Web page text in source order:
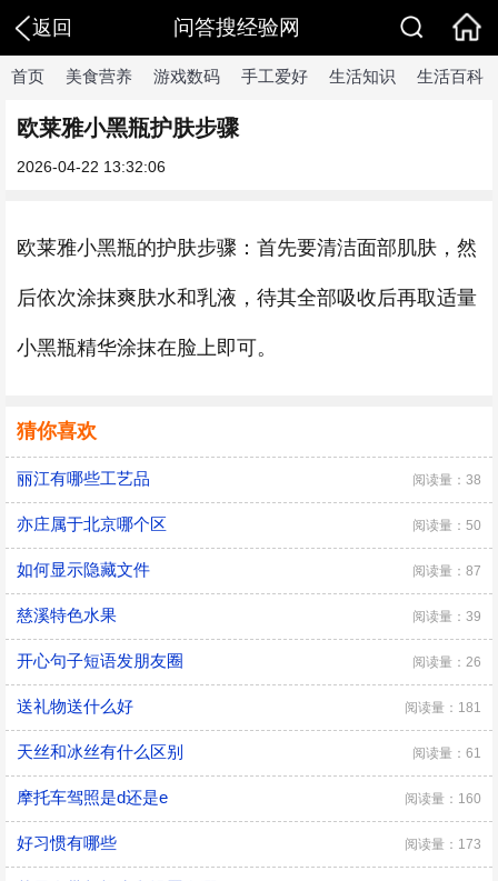
返回 问答搜经验网
首页 美食营养 游戏数码 手工爱好 生活知识 生活百科
欧莱雅小黑瓶护肤步骤
2026-04-22 13:32:06
欧莱雅小黑瓶的护肤步骤：首先要清洁面部肌肤，然
后依次涂抹爽肤水和乳液，待其全部吸收后再取适量
小黑瓶精华涂抹在脸上即可。
猜你喜欢
丽江有哪些工艺品 阅读量：38
亦庄属于北京哪个区 阅读量：50
如何显示隐藏文件 阅读量：87
慈溪特色水果 阅读量：39
开心句子短语发朋友圈 阅读量：26
送礼物送什么好 阅读量：181
天丝和冰丝有什么区别 阅读量：61
摩托车驾照是d还是e 阅读量：160
好习惯有哪些 阅读量：173